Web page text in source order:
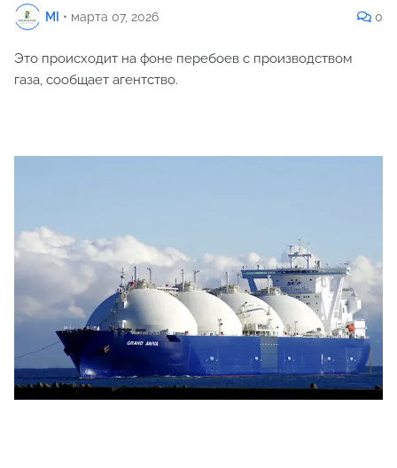
MI • марта 07, 2026 0
Это происходит на фоне перебоев с производством
газа, сообщает агентство.